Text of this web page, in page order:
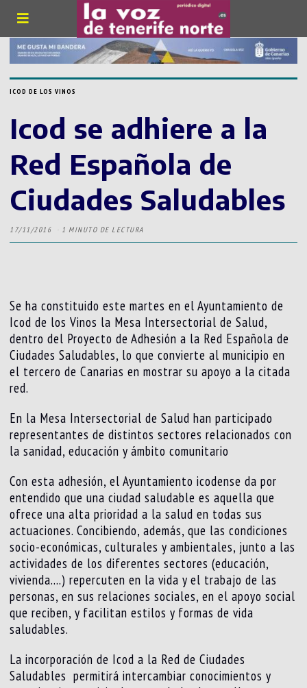
ICOD DE LOS VINOS
Icod se adhiere a la
Red Española de
Ciudades Saludables
17/11/2016 1 MINUTO DE LECTURA
Se ha constituido este martes en el Ayuntamiento de
Icod de los Vinos la Mesa Intersectorial de Salud,
dentro del Proyecto de Adhesión a la Red Española de
Ciudades Saludables, lo que convierte al municipio en
el tercero de Canarias en mostrar su apoyo a la citada
red.
En la Mesa Intersectorial de Salud han participado
representantes de distintos sectores relacionados con
la sanidad, educación y ámbito comunitario
Con esta adhesión, el Ayuntamiento icodense da por
entendido que una ciudad saludable es aquella que
ofrece una alta prioridad a la salud en todas sus
actuaciones. Concibiendo, además, que las condiciones
socio-económicas, culturales y ambientales, junto a las
actividades de los diferentes sectores (educación,
vivienda….) repercuten en la vida y el trabajo de las
personas, en sus relaciones sociales, en el apoyo social
que reciben, y facilitan estilos y formas de vida
saludables.
La incorporación de Icod a la Red de Ciudades
Saludables permitirá intercambiar conocimientos y